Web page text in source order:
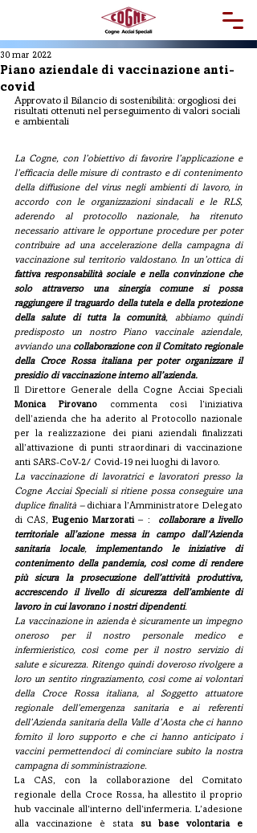
Piano aziendale di vaccinazione anti-
covid
30 mar 2022
Approvato il Bilancio di sostenibilità: orgogliosi dei
risultati ottenuti nel perseguimento di valori sociali
e ambientali
La Cogne, con l’obiettivo di favorire l’applicazione e
l’efficacia delle misure di contrasto e di contenimento
della diffusione del virus negli ambienti di lavoro, in
accordo con le organizzazioni sindacali e le RLS,
aderendo al protocollo nazionale, ha ritenuto
necessario attivare le opportune procedure per poter
contribuire ad una accelerazione della campagna di
vaccinazione sul territorio valdostano. In un’ottica di
fattiva responsabilità sociale e nella convinzione che
solo attraverso una sinergia comune si possa
raggiungere il traguardo della tutela e della protezione
della salute di tutta la comunità, abbiamo quindi
predisposto un nostro Piano vaccinale aziendale,
avviando una collaborazione con il Comitato regionale
della Croce Rossa italiana per poter organizzare il
presidio di vaccinazione interno all’azienda.
Monica Pirovano commenta così l’iniziativa
dell’azienda che ha aderito al Protocollo nazionale
per la realizzazione dei piani aziendali finalizzati
all’attivazione di punti straordinari di vaccinazione
anti SARS-CoV-2/ Covid-19 nei luoghi di lavoro.
La vaccinazione di lavoratrici e lavoratori presso la
Cogne Acciai Speciali si ritiene possa conseguire una
duplice finalità – dichiara l’Amministratore Delegato
di CAS, Eugenio Marzorati – :
collaborare a livello
territoriale all’azione messa in campo dall’Azienda
sanitaria locale, implementando le iniziative di
contenimento della pandemia, così come di rendere
più sicura la prosecuzione dell’attività produttiva,
accrescendo il livello di sicurezza dell’ambiente di
lavoro in cui lavorano i nostri dipendenti.
La vaccinazione in azienda è sicuramente un impegno
oneroso per il nostro personale medico e
infermieristico, così come per il nostro servizio di
salute e sicurezza. Ritengo quindi doveroso rivolgere a
loro un sentito ringraziamento, così come ai volontari
della Croce Rossa italiana, al Soggetto attuatore
regionale dell’emergenza sanitaria e ai referenti
dell’Azienda sanitaria della Valle d’Aosta che ci hanno
fornito il loro supporto e che ci hanno anticipato i
vaccini permettendoci di cominciare subito la nostra
campagna di somministrazione.
La CAS, con la collaborazione del Comitato
regionale della Croce Rossa, ha allestito il proprio
hub vaccinale all’interno dell’infermeria. L’adesione
alla vaccinazione è stata su base volontaria e